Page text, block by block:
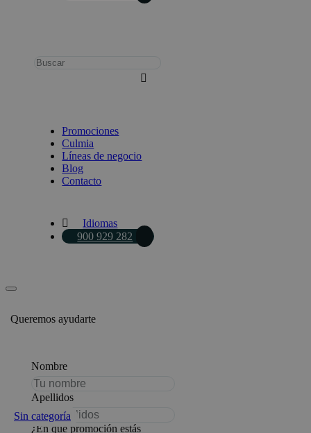
Sin categoría
Sin categoría
Sin categoría
Busca:
Promociones
Culmia
Líneas de negocio
Blog
Contacto
Idiomas
900 929 282
Queremos ayudarte
Nombre
Apellidos
¿En qué promoción estás